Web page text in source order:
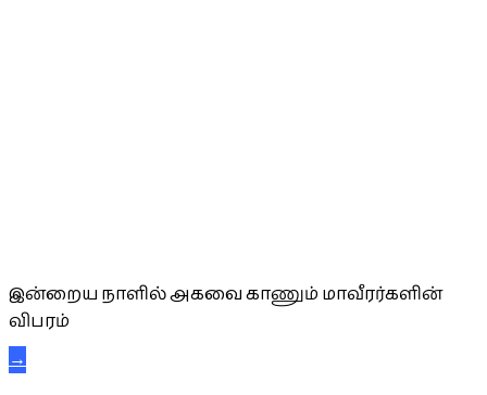
இன்றைய நாளில் அகவை காணும் மாவீரர்களின்
விபரம்
→